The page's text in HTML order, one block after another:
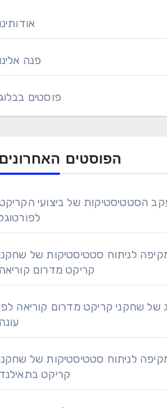
אודותינו
פנה אלינו
פוסטים בבלוג
הפוסטים האחרונים
הסטטיסטיקות של ביצועי
לניתוח סטטיסטיקות של
קריקט מדרום קוריאה
של שחקני קריקט מדרום קוריאה
עונה
לניתוח סטטיסטיקות של
קריקט בתאילנד